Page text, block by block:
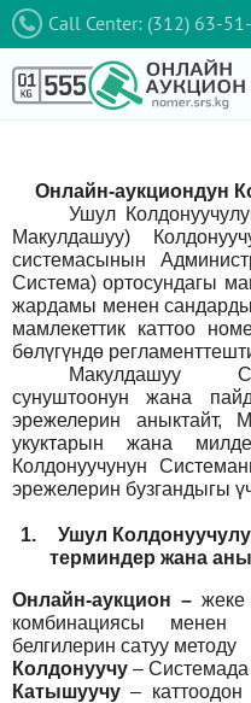
Call Center: (312) 63-
Онлайн-аукциондун
Ушул
Макулдашуу)
системасынын
Система) ортосундагы
жардамы менен
мамлекеттик каттоо
бөлүгүндө
Макулдашуу
сунуштоонун жана
эрежелерин аныктайт,
укуктарын жана
Колдонуучунун
эрежелерин бузгандыгы
1.
Ушул
терминдер жана
Онлайн-аукцион – жеке
комбинациясы менен
белгилерин сатуу методу
Колдонуучу – Системада
Катышуучу –